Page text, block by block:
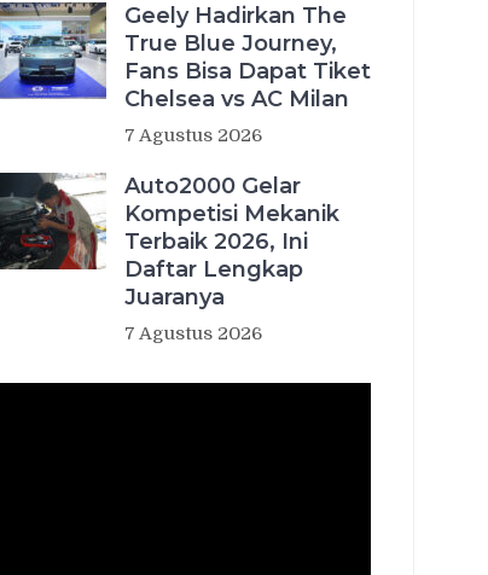
Geely Hadirkan The
True Blue Journey,
Fans Bisa Dapat Tiket
Chelsea vs AC Milan
7 Agustus 2026
Auto2000 Gelar
Kompetisi Mekanik
Terbaik 2026, Ini
Daftar Lengkap
Juaranya
7 Agustus 2026